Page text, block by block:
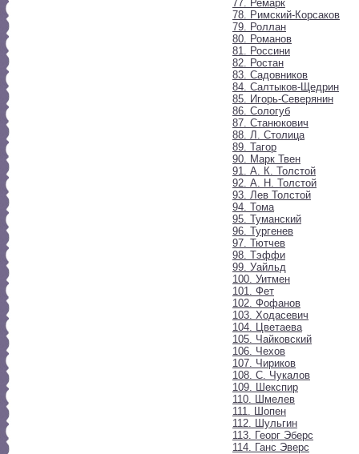
77. Ремарк
78. Римский-Корсаков
79. Роллан
80. Романов
81. Россини
82. Ростан
83. Садовников
84. Салтыков-Щедрин
85. Игорь-Северянин
86. Сологуб
87. Станюкович
88. Л. Столица
89. Тагор
90. Марк Твен
91. А. К. Толстой
92. А. Н. Толстой
93. Лев Толстой
94. Тома
95. Туманский
96. Тургенев
97. Тютчев
98. Тэффи
99. Уайльд
100. Уитмен
101. Фет
102. Фофанов
103. Ходасевич
104. Цветаева
105. Чайковский
106. Чехов
107. Чириков
108. С. Чукалов
109. Шекспир
110. Шмелев
111. Шопен
112. Шульгин
113. Георг Эберс
114. Ганс Эверс